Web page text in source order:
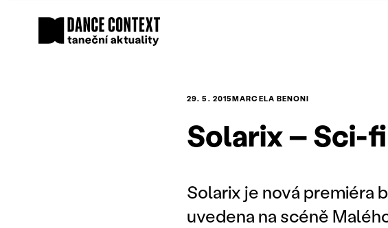
29. 5. 2015MARCELA BENONI
Solarix – Sci-
Solarix je nová premiéra
uvedena na scéně